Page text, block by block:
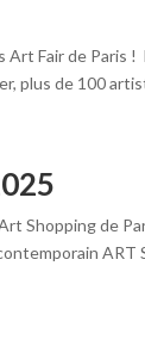
Fair de Paris !
plus de 100
Shopping de
ART